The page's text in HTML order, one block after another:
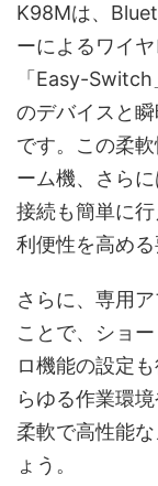
K98Mは、
ーによるワイ
「Easy-
のデバイスと
です。この柔
ーム機、さら
接続も簡単に
利便性を高める
さらに、専用
ことで、ショ
ロ機能の設定
らゆる作業環
柔軟で高性能
ょう。